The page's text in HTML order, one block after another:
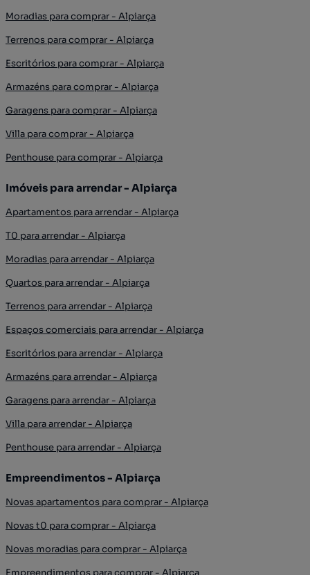
Moradias para comprar - Alpiarça
Terrenos para comprar - Alpiarça
Escritórios para comprar - Alpiarça
Armazéns para comprar - Alpiarça
Garagens para comprar - Alpiarça
Villa para comprar - Alpiarça
Penthouse para comprar - Alpiarça
Imóveis para arrendar - Alpiarça
Apartamentos para arrendar - Alpiarça
T0 para arrendar - Alpiarça
Moradias para arrendar - Alpiarça
Quartos para arrendar - Alpiarça
Terrenos para arrendar - Alpiarça
Espaços comerciais para arrendar - Alpiarça
Escritórios para arrendar - Alpiarça
Armazéns para arrendar - Alpiarça
Garagens para arrendar - Alpiarça
Villa para arrendar - Alpiarça
Penthouse para arrendar - Alpiarça
Empreendimentos - Alpiarça
Novas apartamentos para comprar - Alpiarça
Novas t0 para comprar - Alpiarça
Novas moradias para comprar - Alpiarça
Empreendimentos para comprar - Alpiarça